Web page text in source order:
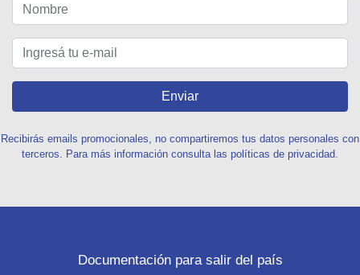
Enviar
Recibirás emails promocionales, no compartiremos tus datos personales con
terceros. Para más información consulta las políticas de privacidad.
Documentación para salir del país